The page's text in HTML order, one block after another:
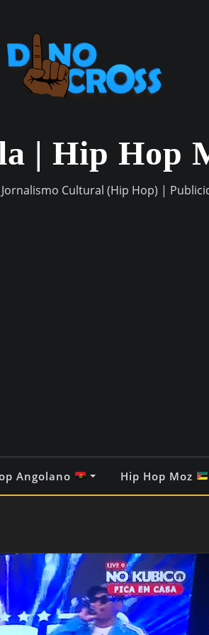
| Hip Hop
Cultural (Hip Hop) |
Angolano Hip Hop Moz